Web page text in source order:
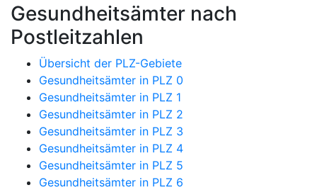
Gesundheitsämter nach
Postleitzahlen
Übersicht der PLZ-Gebiete
Gesundheitsämter in PLZ 0
Gesundheitsämter in PLZ 1
Gesundheitsämter in PLZ 2
Gesundheitsämter in PLZ 3
Gesundheitsämter in PLZ 4
Gesundheitsämter in PLZ 5
Gesundheitsämter in PLZ 6